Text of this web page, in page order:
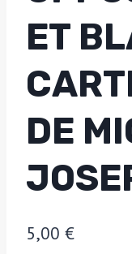
ET
DE
5,00 €